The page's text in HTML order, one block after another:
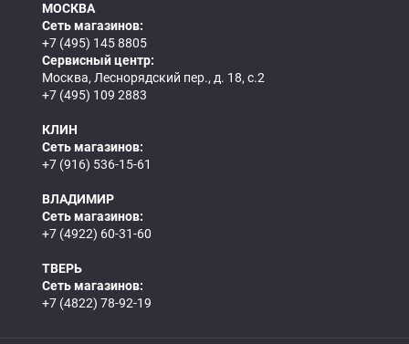
МОСКВА
Сеть магазинов:
+7 (495) 145 8805
Сервисный центр:
Москва, Леснорядский пер., д. 18, с.2
+7 (495) 109 2883
КЛИН
Сеть магазинов:
+7 (916) 536-15-61
ВЛАДИМИР
Сеть магазинов:
+7 (4922) 60-31-60
ТВЕРЬ
Сеть магазинов:
+7 (4822) 78-92-19